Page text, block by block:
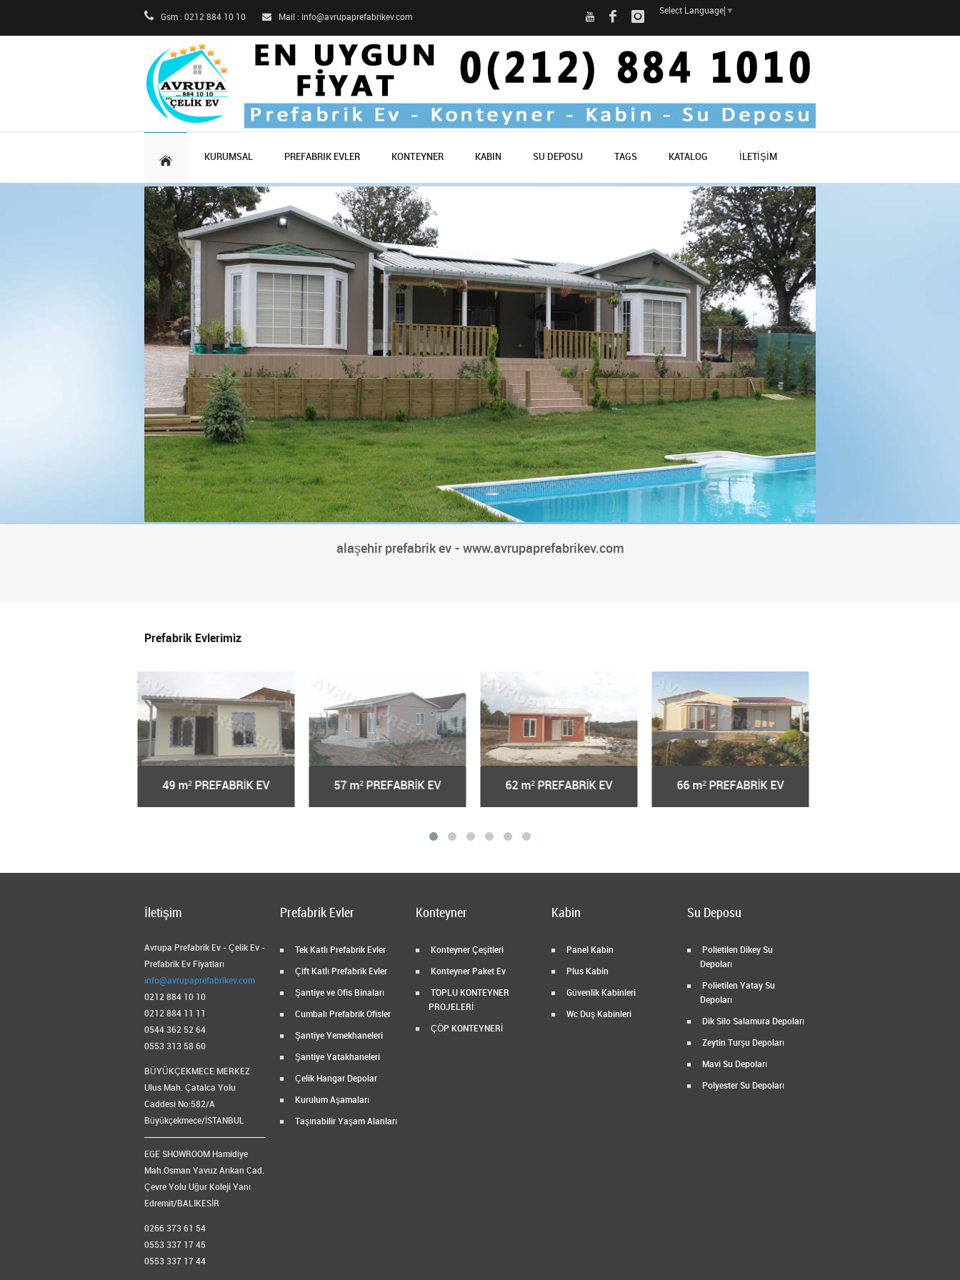
Gsm : 0212 884 10 10 Mail : info@avrupaprefabrikev.com
Select Language ▼
KURUMSAL PREFABRIK EVLER KONTEYNER KABIN SU DEPOSU TAGS KATALOG İLETİŞİM
alaşehir prefabrik ev - www.avrupaprefabrikev.com
Prefabrik Evlerimiz
57 m² PREFABRİK EV 62 m² PREFABRİK EV 66 m² PREFABRİK EV 67 m² PREFABRİK EV
İletişim
Avrupa Prefabrik Ev - Çelik Ev -
Prefabrik Ev Fiyatları
info@avrupaprefabrikev.com
0212 884 10 10
0212 884 11 11
0544 362 52 64
0553 313 58 60
BÜYÜKÇEKMECE MERKEZ
Ulus Mah. Çatalca Yolu
Caddesi No:582/A
Büyükçekmece/İSTANBUL
EGE SHOWROOM Hamidiye
Mah.Osman Yavuz Arıkan Cad.
Çevre Yolu Uğur Koleji Yanı
Edremit/BALIKESİR
0266 373 61 54
0553 337 17 45
0553 337 17 44
Prefabrik Evler
Tek Katlı Prefabrik Evler
Çift Katlı Prefabrik Evler
Şantiye ve Ofis Binaları
Cumbalı Prefabrik Ofisler
Şantiye Yemekhaneleri
Şantiye Yatakhaneleri
Çelik Hangar Depolar
Kurulum Aşamaları
Taşınabilir Yaşam Alanları
Konteyner
Konteyner Çeşitleri
Konteyner Paket Ev
TOPLU KONTEYNER
PROJELERİ
ÇÖP KONTEYNERİ
Kabin
Panel Kabin
Plus Kabin
Güvenlik Kabinleri
Wc Duş Kabinleri
Su Deposu
Polietilen Dikey Su
Depoları
Polietilen Yatay Su
Depoları
Dik Silo Salamura Depoları
Zeytin Turşu Depoları
Mavi Su Depoları
Polyester Su Depoları